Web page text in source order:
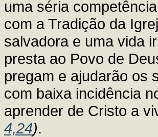
uma séria
com a Tradição da
salvadora e uma vida
presta ao Povo de
pregam e ajudarão os
com baixa incidência
aprender de Cristo a
4,24).